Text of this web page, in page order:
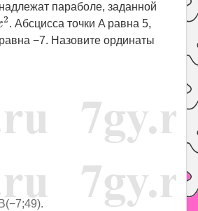
параболе, заданной
2. Абсцисса точки A равна 5,
−7. Назовите ординаты